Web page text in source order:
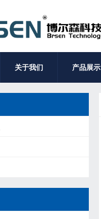
关于我们 产品展示